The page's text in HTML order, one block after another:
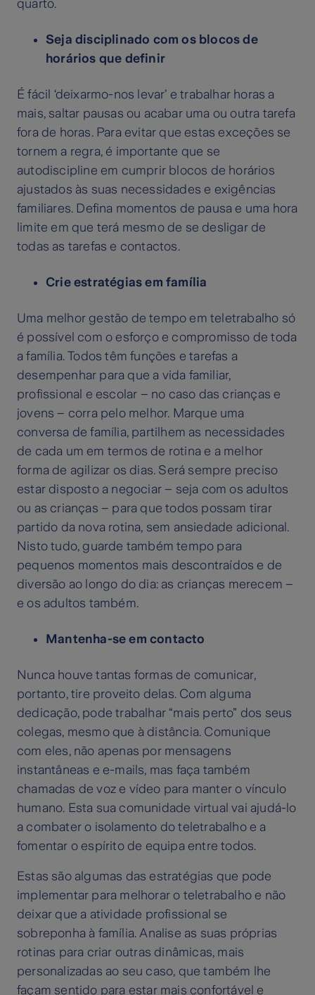
quarto.
Seja disciplinado com os blocos de
horários que definir
É fácil ‘deixarmo-nos levar’ e trabalhar horas a
mais, saltar pausas ou acabar uma ou outra tarefa
fora de horas. Para evitar que estas exceções se
tornem a regra, é importante que se
autodiscipline em cumprir blocos de horários
ajustados às suas necessidades e exigências
familiares. Defina momentos de pausa e uma hora
limite em que terá mesmo de se desligar de
todas as tarefas e contactos.
Crie estratégias em família
Uma melhor gestão de tempo em teletrabalho só
é possível com o esforço e compromisso de toda
a família. Todos têm funções e tarefas a
desempenhar para que a vida familiar,
profissional e escolar – no caso das crianças e
jovens – corra pelo melhor. Marque uma
conversa de família, partilhem as necessidades
de cada um em termos de rotina e a melhor
forma de agilizar os dias. Será sempre preciso
estar disposto a negociar – seja com os adultos
ou as crianças – para que todos possam tirar
partido da nova rotina, sem ansiedade adicional.
Nisto tudo, guarde também tempo para
pequenos momentos mais descontraídos e de
diversão ao longo do dia: as crianças merecem –
e os adultos também.
Mantenha-se em contacto
Nunca houve tantas formas de comunicar,
portanto, tire proveito delas. Com alguma
dedicação, pode trabalhar “mais perto” dos seus
colegas, mesmo que à distância. Comunique
com eles, não apenas por mensagens
instantâneas e e-mails, mas faça também
chamadas de voz e vídeo para manter o vínculo
humano. Esta sua comunidade virtual vai ajudá-lo
a combater o isolamento do teletrabalho e a
fomentar o espírito de equipa entre todos.
Estas são algumas das estratégias que pode
implementar para melhorar o teletrabalho e não
deixar que a atividade profissional se
sobreponha à família. Analise as suas próprias
rotinas para criar outras dinâmicas, mais
personalizadas ao seu caso, que também lhe
façam sentido para estar mais confortável e